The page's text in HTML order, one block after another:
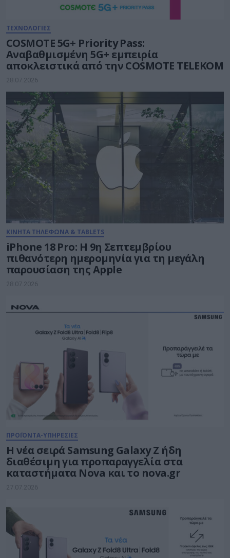
ΤΕΧΝΟΛΟΓΙΕΣ
COSMOTE 5G+ Priority Pass:
Αναβαθμισμένη 5G+ εμπειρία
αποκλειστικά από την COSMOTE TELEKOM
28.07.2026
ΚΙΝΗΤΑ ΤΗΛΕΦΩΝΑ & TABLETS
iPhone 18 Pro: H 9η Σεπτεμβρίου
πιθανότερη ημερομηνία για τη μεγάλη
παρουσίαση της Apple
28.07.2026
ΠΡΟΪΟΝΤΑ-ΥΠΗΡΕΣΙΕΣ
Η νέα σειρά Samsung Galaxy Ζ ήδη
διαθέσιμη για προπαραγγελία στα
καταστήματα Nova και το nova.gr
27.07.2026